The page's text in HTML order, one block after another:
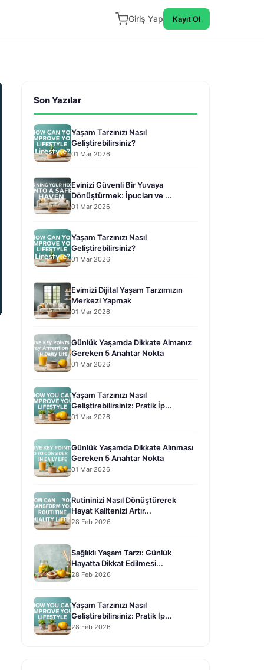
Giriş Yap Kayıt Ol
Son Yazılar
Yaşam Tarzınızı Nasıl
Geliştirebilirsiniz?
01 Mar 2026
Evinizi Güvenli Bir Yuvaya
Dönüştürmek: İpucları ve ...
01 Mar 2026
Yaşam Tarzınızı Nasıl
Geliştirebilirsiniz?
01 Mar 2026
Evimizi Dijital Yaşam Tarzımızın
Merkezi Yapmak
01 Mar 2026
Günlük Yaşamda Dikkate Almanız
Gereken 5 Anahtar Nokta
01 Mar 2026
Yaşam Tarzınızı Nasıl
Geliştirebilirsiniz: Pratik İp...
01 Mar 2026
Günlük Yaşamda Dikkate Alınması
Gereken 5 Anahtar Nokta
01 Mar 2026
Rutininizi Nasıl Dönüştürerek
Hayat Kalitenizi Artır...
28 Feb 2026
Sağlıklı Yaşam Tarzı: Günlük
Hayatta Dikkat Edilmesi...
28 Feb 2026
Yaşam Tarzınızı Nasıl
Geliştirebilirsiniz: Pratik İp...
28 Feb 2026